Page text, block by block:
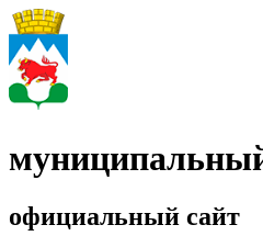
официальный сайт